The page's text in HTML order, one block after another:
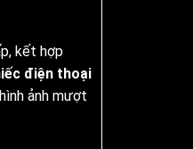
kết hợp
điện thoại
ảnh mượt